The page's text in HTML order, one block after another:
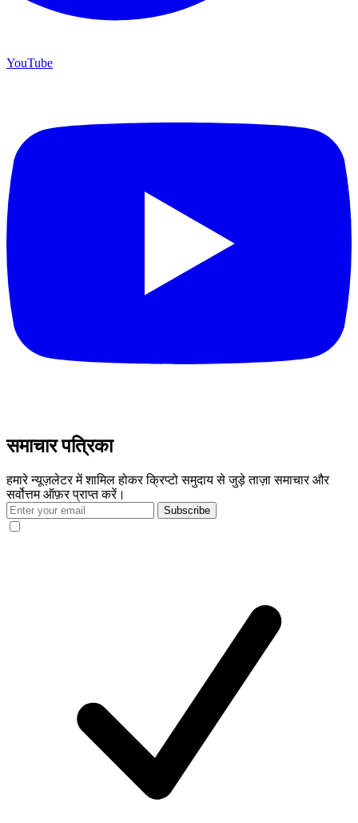
YouTube
समाचार पत्रिका
हमारे न्यूज़लेटर में शामिल होकर क्रिप्टो समुदाय से जुड़े ताज़ा समाचार और
सर्वोत्तम ऑफ़र प्राप्त करें।
Subscribe